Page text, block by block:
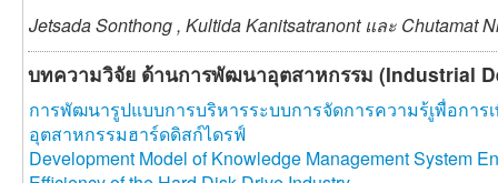
Jetsada Sonthong , Kultida Kanitsatranont และ Chutamat
บทความวิจัย ด้านการพัฒนาอุตสาหกรรม (Industrial
การพัฒนารูปแบบการบริหารระบบการจัดการความร้เูพื่อกา
อุตสาหกรรมฮาร์ดดิสก์ไดรฟ์
Development Model of Knowledge Management System